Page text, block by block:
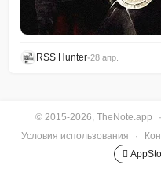
RSS Hunter•28 апр.
© 2015-2026, TheNote.app ·
Условия использования
·
